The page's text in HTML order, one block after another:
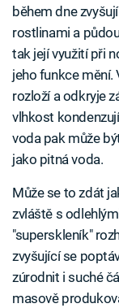
během dne
rostlinami a
tak její využití při
jeho funkce
rozloží a odkryje
vlhkost
voda pak může
jako pitná voda.
Může se to zdát
zvláště s
"superskleník"
zvyšující se
zúrodnit i suché
masově